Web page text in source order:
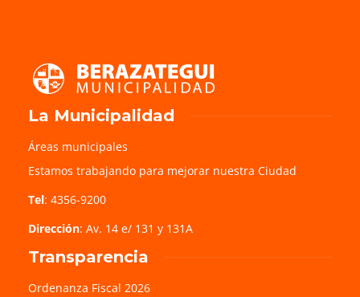
La Municipalidad
Áreas municipales
Estamos trabajando para mejorar nuestra Ciudad
Tel: 4356-9200
Dirección: Av. 14 e/ 131 y 131A
Transparencia
Ordenanza Fiscal 2026